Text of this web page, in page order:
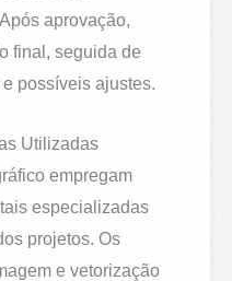
aprovação,
final, seguida de
possíveis ajustes.
Utilizadas
empregam
especializadas
projetos. Os
e vetorização